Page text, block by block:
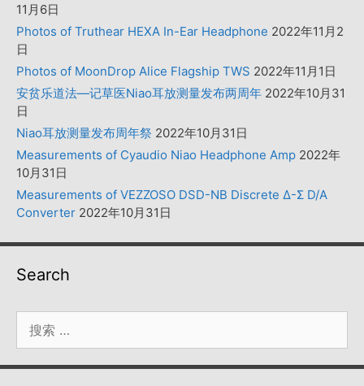
11月6日
Photos of Truthear HEXA In-Ear Headphone 2022年11月2
日
Photos of MoonDrop Alice Flagship TWS 2022年11月1日
安贫乐道法—记草医Niao耳放测量发布两周年 2022年10月31
日
Niao耳放测量发布周年祭 2022年10月31日
Measurements of Cyaudio Niao Headphone Amp 2022年
10月31日
Measurements of VEZZOSO DSD-NB Discrete Δ-Σ D/A
Converter 2022年10月31日
Search
索：